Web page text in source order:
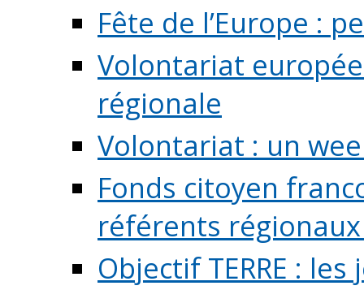
Fête de l’Europe :
Volontariat
régionale
Volontariat : un
Fonds citoyen
référents régionaux
Objectif TERRE :